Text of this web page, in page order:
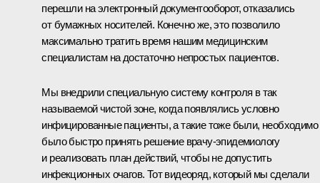
перешли на электронный документооборот, отказались
от бумажных носителей. Конечно же, это позволило
максимально тратить время нашим медицинским
специалистам на достаточно непростых пациентов.
Мы внедрили специальную систему контроля в так
называемой чистой зоне, когда появлялись условно
инфицированные пациенты, а такие тоже были, необходимо
было быстро принять решение врачу-эпидемиологу
и реализовать план действий, чтобы не допустить
инфекционных очагов. Тот видеоряд, который мы сделали